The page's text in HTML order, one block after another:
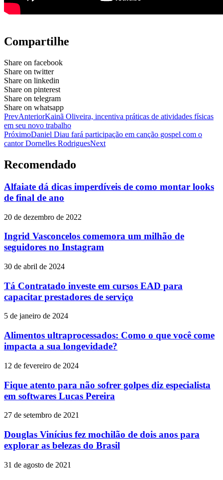
Compartilhe
Share on facebook
Share on twitter
Share on linkedin
Share on pinterest
Share on telegram
Share on whatsapp
PrevAnteriorKainã Oliveira, incentiva práticas de atividades físicas
em seu novo trabalho
PróximoDaniel Diau fará participação em canção gospel com o
cantor Dornelles RodriguesNext
Recomendado
Alfaiate dá dicas imperdíveis de como montar looks
de final de ano
20 de dezembro de 2022
Ingrid Vasconcelos comemora um milhão de
seguidores no Instagram
30 de abril de 2024
Tá Contratado investe em cursos EAD para
capacitar prestadores de serviço
5 de janeiro de 2024
Alimentos ultraprocessados: Como o que você come
impacta a sua longevidade?
12 de fevereiro de 2024
Fique atento para não sofrer golpes diz especialista
em softwares Lucas Pereira
27 de setembro de 2021
Douglas Vinícius fez mochilão de dois anos para
explorar as belezas do Brasil
31 de agosto de 2021